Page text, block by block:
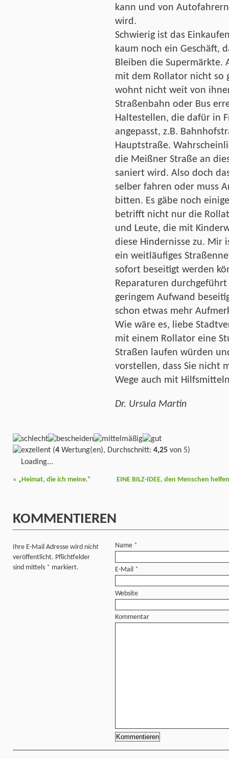
kann und von
wird.
Schwierig ist das
kaum noch ein Geschäft,
Bleiben die Supermärkte.
mit dem Rollator nicht so
wohnt nicht weit von
Straßenbahn oder Bus
Haltestellen, die dafür in
angepasst, z.B.
Hauptstraße.
die Meißner Straße an
saniert wird. Also doch
selber fahren oder muss
bitten. Es gäbe noch
betrifft nicht nur die
und Leute, die mit
diese Hindernisse zu. Mir
ein weitläufiges
sofort beseitigt werden
Reparaturen
geringem Aufwand
schon etwas mehr
Wie wäre es, liebe
mit einem Rollator eine
Straßen laufen würden
vorstellen, dass Sie nicht
Wege auch mit
Dr. Ursula Martin
(4 Wertung(en), Durchschnitt: 4,25 von 5)
Loading...
« „Heimat, die ich meine.“ EINE BILZ-IDEE, den Menschen
KOMMENTIEREN
Ihre E-Mail Adresse wird nicht
veröffentlicht. Pflichtfelder
sind mittels * markiert.
Name *
E-Mail *
Website
Kommentar